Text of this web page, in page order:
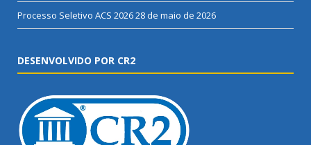
Processo Seletivo ACS 202628 de maio de 2026
DESENVOLVIDO POR CR2